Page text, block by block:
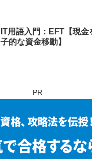
IT用語入門：EFT【現金
子的な資金移動】
PR